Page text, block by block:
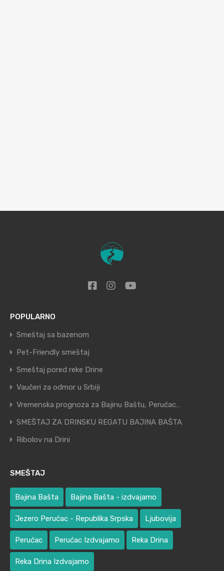
POPULARNO
Smeštaj sa bazenom
Pet-Friendly smeštaj
Smeštaj pored reke Drine
Vaučeri za odmor u Srbiji
Vremenska prognoza za Bajinu Baštu, Perućac…
SMEŠTAJ ZA DRINSKU REGATU BAJINA BAŠTA
Ribolov na Drini
SMEŠTAJ
Bajina Bašta Bajina Bašta - izdvajamo
Jezero Perućac - Republika Srpska Ljubovija
Perućac Perućac Izdvajamo Reka Drina
Reka Drina Izdvajamo